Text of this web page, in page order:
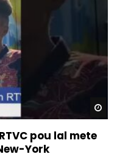
pou lal mete
York